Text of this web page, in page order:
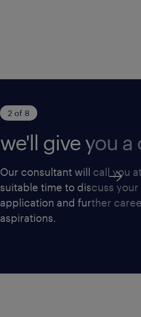
2 of 8
we'll give you a
Our consultant will call you
suitable time to discuss your
application and further
aspirations.